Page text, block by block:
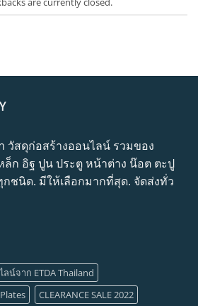
วัสดุก่อสร้างออนไลน์ รวมของ
ล็ก อิฐ ปูน ประตู หน้าต่าง น๊อต ตะปู
ชนิด. มีให้เลือกมากที่สุด. จัดส่งทั่ว
น์จาก ETDA Thailand
CLEARANCE SALE 2022